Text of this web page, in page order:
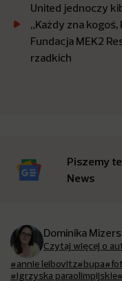
United jednoczy
„Każdy zna kogoś,
Fundacja MEK2
rzadkich
Piszemy
News
Dominika
Czytaj więcej o
#annie leibovitz#bupa
#igrzyska paraolimpijskie